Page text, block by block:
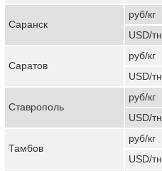
Саранск
руб/кг
USD/тн
Саратов
руб/кг
USD/тн
Ставрополь
руб/кг
USD/тн
Тамбов
руб/кг
USD/тн